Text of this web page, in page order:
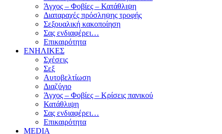
Άγχος – Φοβίες – Κατάθλιψη
Διαταραχές πρόσληψης τροφής
Σεξουαλική κακοποίηση
Σας ενδιαφέρει…
Επικαιρότητα
ΕΝΗΛΙΚΕΣ
Σχέσεις
Σεξ
Αυτοβελτίωση
Διαζύγιο
Άγχος – Φοβίες – Κρίσεις πανικού
Κατάθλιψη
Σας ενδιαφέρει…
Επικαιρότητα
MEDIA